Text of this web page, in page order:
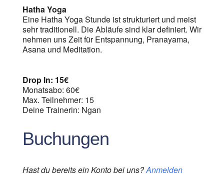
Hatha Yoga
Eine Hatha Yoga Stunde ist strukturiert und meist
sehr traditionell. Die Abläufe sind klar definiert. Wir
nehmen uns Zeit für Entspannung, Pranayama,
Asana und Meditation.
Drop In: 15€
Monatsabo: 60€
Max. Teilnehmer: 15
Deine Trainerin: Ngan
Buchungen
Hast du bereits ein Konto bei uns?Anmelden